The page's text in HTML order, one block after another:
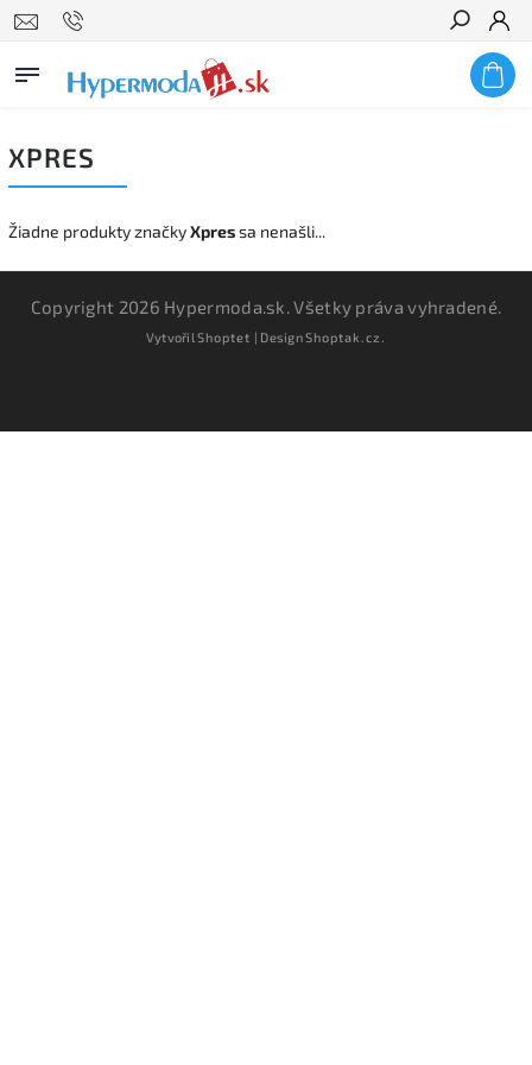
Hľadať
XPRES
Žiadne produkty značkyXpressa nenašli...
Copyright 2026 Hypermoda.sk. Všetky práva vyhradené.
VytvořilShoptet | DesignShoptak.cz.